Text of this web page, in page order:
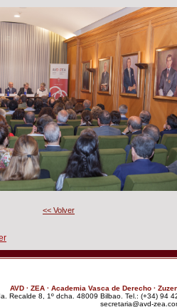
<< Volver
AVD · ZEA · Academia Vasca de Derecho ·
Recalde 8, 1º dcha. 48009 Bilbao. Tel.: (+34) 94
moc.aez-